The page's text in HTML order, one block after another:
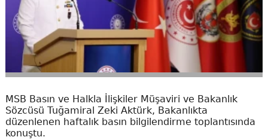
MSB Basın ve Halkla İlişkiler Müşaviri ve Bakanlık
Sözcüsü Tuğamiral Zeki Aktürk, Bakanlıkta
düzenlenen haftalık basın bilgilendirme toplantısında
konuştu.